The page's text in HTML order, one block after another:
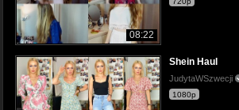
08:22
Shein Haul
JudytaWSzwecji
1080p